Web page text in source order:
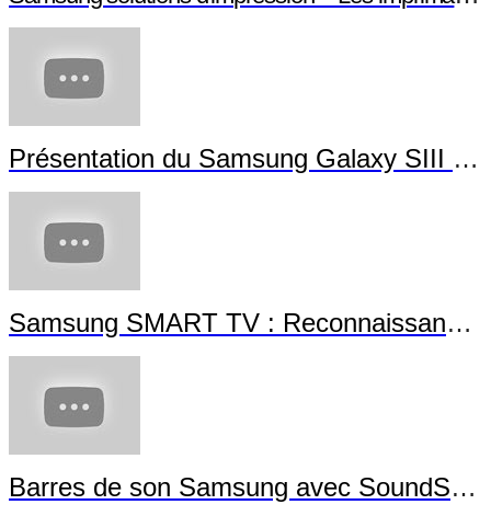
Interview with David Carter, Wonder Book artist for
GALAXY Note 3 + Gear
Samsung solutions d'impression -- Les imprimantes NFC
Présentation du Samsung Galaxy SIII Mini